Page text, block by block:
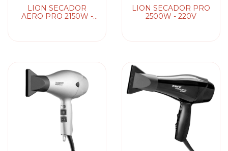
LION SECADOR
AERO PRO 2150W -
LION SECADOR PRO
2500W - 220V